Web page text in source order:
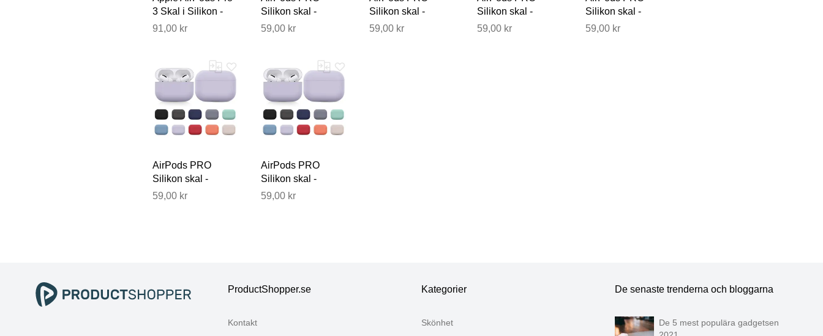
3 Skal i Silikon -
Grå
91,00 kr
Silikon skal -
Fodral / Skydd -
59,00 kr
Silikon skal -
Fodral / Skydd -
59,00 kr
Silikon skal -
Fodral / Skydd -
59,00 kr
Silikon skal -
Fodral / Skydd -
59,00 kr
AirPods PRO
Silikon skal -
Fodral / Skydd -
59,00 kr
AirPods PRO
Silikon skal -
Fodral / Skydd -
59,00 kr
ProductShopper.se
Kontakt
Kategorier
Skönhet
De senaste trenderna och bloggarna
De 5 mest populära gadgetsen